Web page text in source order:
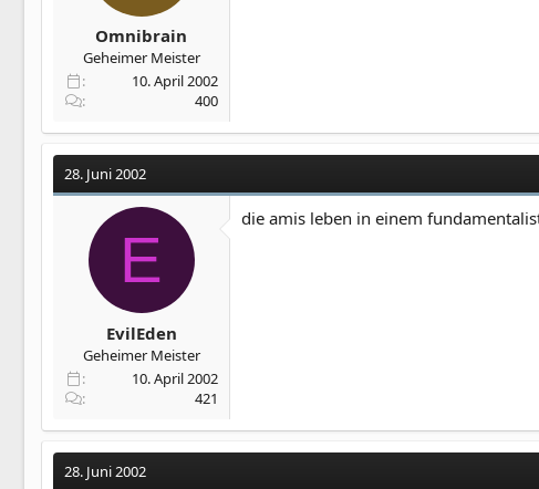
Omnibrain
Geheimer Meister
10. April 2002
400
28. Juni 2002
E
EvilEden
Geheimer Meister
10. April 2002
421
die amis leben in einem
28. Juni 2002